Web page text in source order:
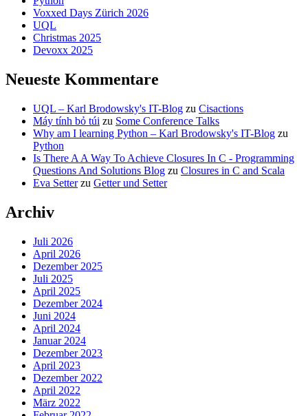
Voxxed Days Zürich 2026
UQL
Christmas 2025
Devoxx 2025
Neueste Kommentare
UQL – Karl Brodowsky's IT-Blog zu Cisactions
Máy tính bỏ túi zu Some Conference Talks
Why am I learning Python – Karl Brodowsky's IT-Blog zu
Python
Is There A A Way To Achieve Closures In C - Programming
Questions And Solutions Blog zu Closures in C and Scala
Eva Setterzu Getter und Setter
Archiv
Juli 2026
April 2026
Dezember 2025
Juli 2025
April 2025
Dezember 2024
Juni 2024
April 2024
Januar 2024
Dezember 2023
April 2023
Dezember 2022
April 2022
März 2022